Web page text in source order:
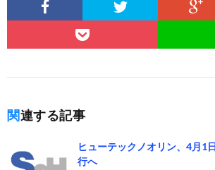
関連する記事
ヒューテックノオリン、4月1
行へ